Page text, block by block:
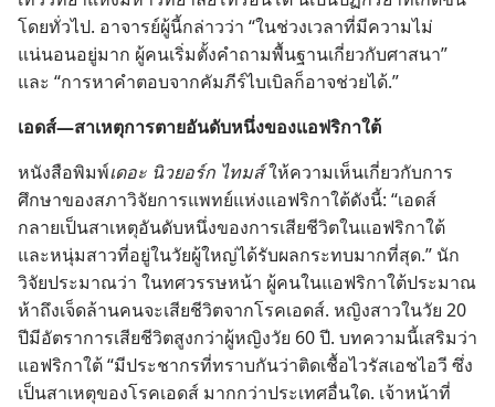
โดย​ทั่ว​ไป. อาจารย์​ผู้​นี้​กล่าว​ว่า “ใน​ช่วง​เวลา​ที่​มี​ความ​ไม่​
แน่นอน​อยู่​มาก ผู้​คน​เริ่ม​ตั้ง​คำ​ถาม​พื้น​ฐาน​เกี่ยว​กับ​ศาสนา”
และ “การ​หา​คำ​ตอบ​จาก​คัมภีร์​ไบเบิล​ก็​อาจ​ช่วย​ได้.”
เอดส์—สาเหตุ​การ​ตาย​อันดับ​หนึ่ง​ของ​แอฟริกา​ใต้
หนังสือ​พิมพ์​เดอะ นิวยอร์ก ไทมส์ให้​ความ​เห็น​เกี่ยว​กับ​การ​
ศึกษา​ของ​สภา​วิจัย​การ​แพทย์​แห่ง​แอฟริกา​ใต้​ดัง​นี้: “เอดส์​
กลาย​เป็น​สาเหตุ​อันดับ​หนึ่ง​ของ​การ​เสีย​ชีวิต​ใน​แอฟริกา​ใต้
และ​หนุ่ม​สาว​ที่​อยู่​ใน​วัย​ผู้​ใหญ่​ได้​รับ​ผล​กระทบ​มาก​ที่​สุด.” นัก​
วิจัย​ประมาณ​ว่า ใน​ทศวรรษ​หน้า ผู้​คน​ใน​แอฟริกา​ใต้​ประมาณ​
ห้า​ถึง​เจ็ด​ล้าน​คน​จะ​เสีย​ชีวิต​จาก​โรค​เอดส์. หญิง​สาว​ใน​วัย 20
ปี​มี​อัตรา​การ​เสีย​ชีวิต​สูง​กว่า​ผู้​หญิง​วัย 60 ปี. บทความ​นี้​เสริม​ว่า
แอฟริกา​ใต้ “มี​ประชากร​ที่​ทราบ​กัน​ว่า​ติด​เชื้อ​ไวรัส​เอช​ไอ​วี ซึ่ง​
เป็น​สาเหตุ​ของ​โรค​เอดส์ มาก​กว่า​ประเทศ​อื่น​ใด. เจ้าหน้าที่​